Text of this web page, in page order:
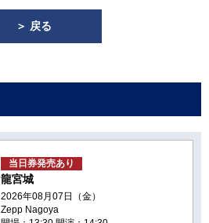
＞ 戻る
当日券発売あり
龍宮城
2026年08月07日（金）
Zepp Nagoya